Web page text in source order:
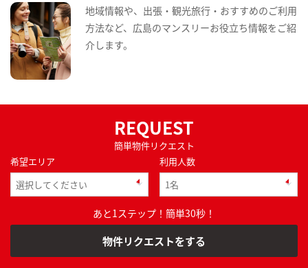
地域情報や、出張・観光旅行・おすすめのご利用
方法など、広島のマンスリーお役立ち情報をご紹
介します。
REQUEST
簡単物件リクエスト
希望エリア
利用人数
あと1ステップ！簡単30秒！
物件リクエストをする